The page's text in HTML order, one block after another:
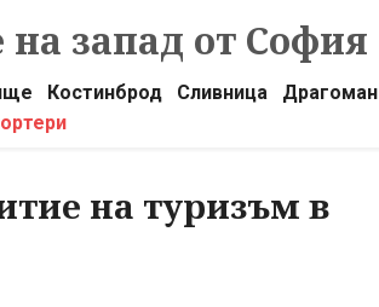
запад от София
Костинброд Сливница Драгоман
на туризъм в